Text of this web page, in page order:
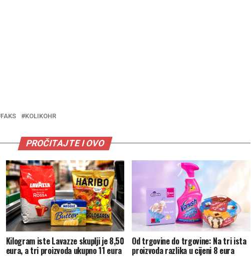
FAKS KOLIKOHR
PROČITAJTE I OVO
Kilogram iste Lavazze skuplji je 8,50
eura, a tri proizvoda ukupno 11 eura
Od trgovine do trgovine: Na tri ista
proizvoda razlika u cijeni 8 eura